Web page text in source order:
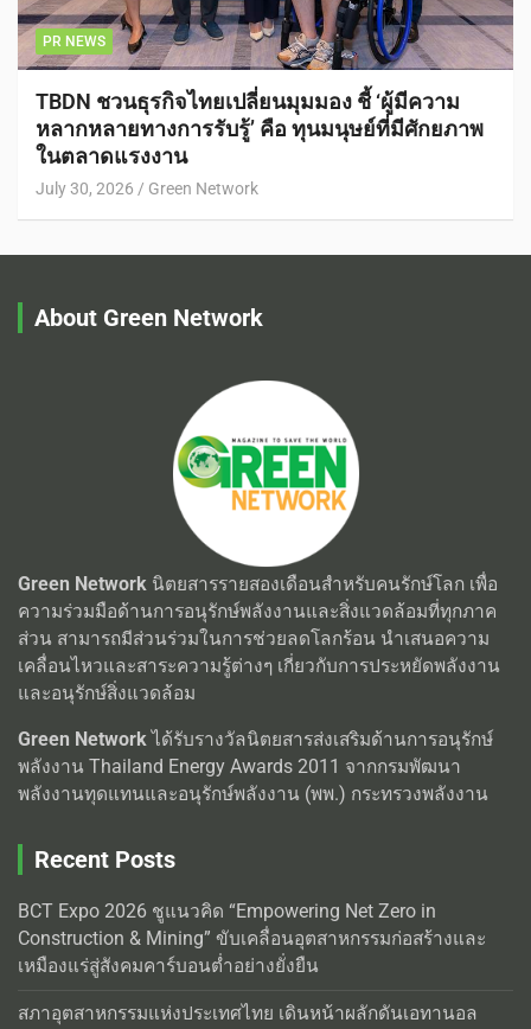
PR NEWS
TBDN ชวนธุรกิจไทยเปลี่ยนมุมมอง ชี้ ‘ผู้มีความ
หลากหลายทางการรับรู้’ คือ ทุนมนุษย์ที่มีศักยภาพ
ในตลาดแรงงาน
July 30, 2026 Green Network
About Green Network
Green Network นิตยสารรายสองเดือนสำหรับคนรักษ์โลก เพื่อ
ความร่วมมือด้านการอนุรักษ์พลังงานและสิ่งแวดล้อมที่ทุกภาค
ส่วน สามารถมีส่วนร่วมในการช่วยลดโลกร้อน นำเสนอความ
เคลื่อนไหวและสาระความรู้ต่างๆ เกี่ยวกับการประหยัดพลังงาน
และอนุรักษ์สิ่งแวดล้อม
Green Network ได้รับรางวัลนิตยสารส่งเสริมด้านการอนุรักษ์
พลังงาน Thailand Energy Awards 2011 จากกรมพัฒนา
พลังงานทุดแทนและอนุรักษ์พลังงาน (พพ.) กระทรวงพลังงาน
Recent Posts
BCT Expo 2026 ชูแนวคิด “Empowering Net Zero in
Construction & Mining” ขับเคลื่อนอุตสาหกรรมก่อสร้างและ
เหมืองแร่สู่สังคมคาร์บอนต่ำอย่างยั่งยืน
สภาอุตสาหกรรมแห่งประเทศไทย เดินหน้าผลักดันเอทานอล